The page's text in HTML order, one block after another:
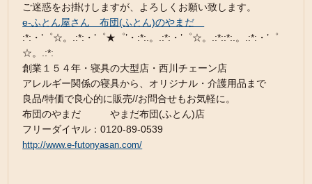
ご迷惑をお掛けしますが、よろしくお願い致します。
e-ふとん屋さん 布団(ふとん)のやまだ
:*:・’゜☆。.:*:・’゜★゜’・:*:.。.:*:・’゜☆。.:*::*:.。.:*:・’゜
☆。.:*:
創業１５４年・寝具の大型店・西川チェーン店
アレルギー関係の寝具から、オリジナル・介護用品まで
良品/特価で良心的に販売//お問合せもお気軽に。
布団のやまだ やまだ布団(ふとん)店
フリーダイヤル：0120-89-0539
http://www.e-futonyasan.com/